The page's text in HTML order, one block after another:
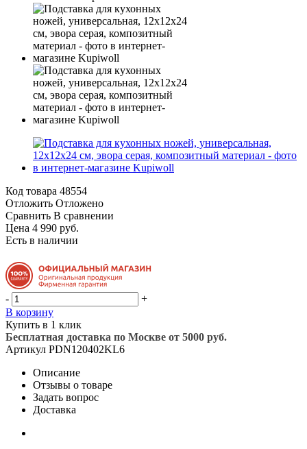
Код товара 48554
Отложить Отложено
Сравнить В сравнении
Цена 4 990 руб.
Есть в наличии
-
+
В корзину
Купить в 1 клик
Бесплатная доставка по Москве от 5000 руб.
Артикул PDN120402KL6
Описание
Отзывы о товаре
Задать вопрос
Доставка